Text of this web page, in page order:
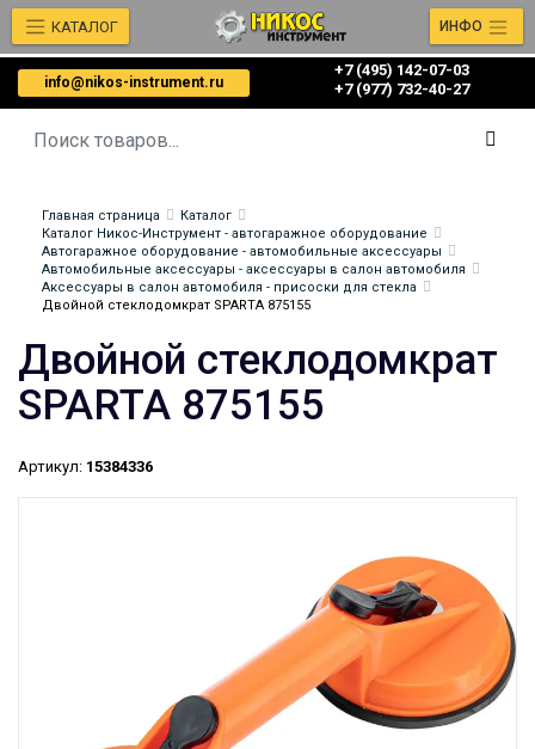
info@nikos-instrument.ru
+7 (495) 142-07-03
‎‎+7 (977) 732-40-27
КАТАЛОГ ИНФО
Главная страница
Каталог
Каталог Никос-Инструмент - автогаражное оборудование
Автогаражное оборудование - автомобильные аксессуары
Автомобильные аксессуары - аксессуары в салон автомобиля
Аксессуары в салон автомобиля - присоски для стекла
Двойной стеклодомкрат SPARTA 875155
Двойной стеклодомкрат
SPARTA 875155
Артикул: 15384336